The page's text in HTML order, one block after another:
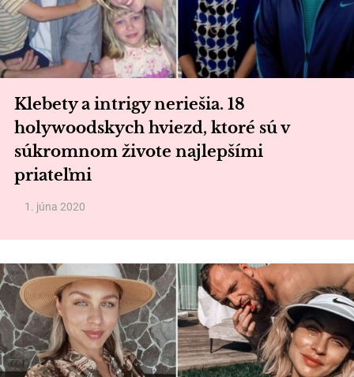
Klebety a intrigy neriešia. 18
holywoodskych hviezd, ktoré sú v
súkromnom živote najlepšími
priateľmi
1. júna 2020